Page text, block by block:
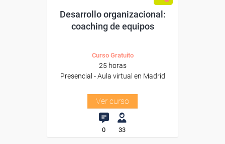
Desarrollo organizacional:
coaching de equipos
Curso Gratuito
25 horas
Presencial - Aula virtual en Madrid
Ver curso
0 33